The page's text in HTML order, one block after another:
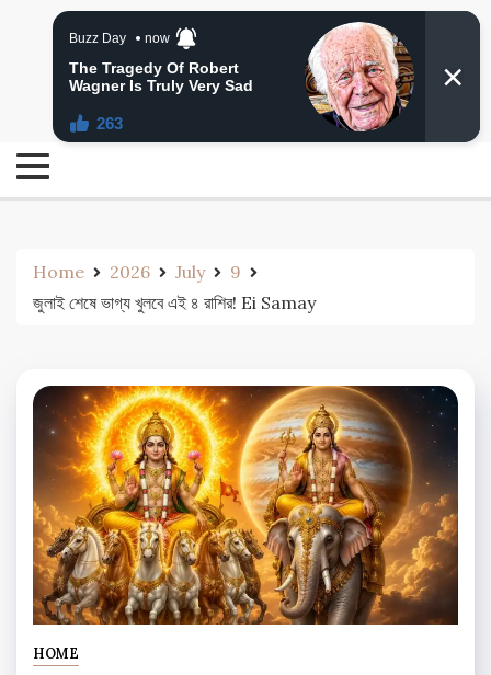
24 Ghanta Bangla News
24 Ghanta Bengali News
Home 2026 July
9
জুলাই শেষে ভাগ্য খুলবে এই ৪ রাশির! Ei Samay
HOME